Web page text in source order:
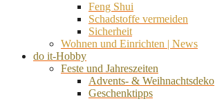
Feng Shui
Schadstoffe vermeiden
Sicherheit
Wohnen und Einrichten | News
do it-Hobby
Feste und Jahreszeiten
Advents- & Weihnachtsdeko
Geschenktipps